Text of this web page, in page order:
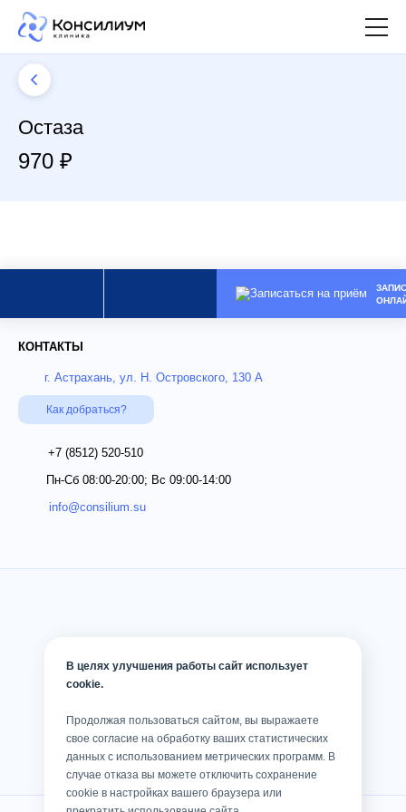
Остаза
970 ₽
КОНТАКТЫ
г. Астрахань, ул. Н. Островского, 130 А
Как добраться?
+7 (8512) 520-510
Пн-Сб 08:00-20:00; Вс 09:00-14:00
info@consilium.su
В целях улучшения работы сайт использует
cookie.
Продолжая пользоваться сайтом, вы выражаете
свое согласие на обработку ваших статистических
данных с использованием метрических программ. В
случае отказа вы можете отключить сохранение
cookie в настройках вашего браузера или